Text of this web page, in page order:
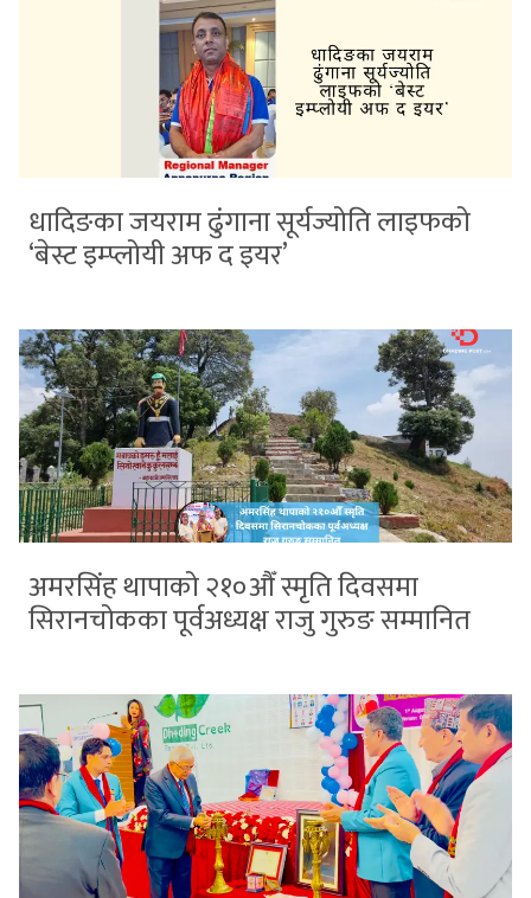
धादिङका जयराम ढुंगाना सूर्यज्योति लाइफको
‘बेस्ट इम्प्लोयी अफ द इयर’
अमरसिंह थापाको २१०औँ स्मृति दिवसमा
सिरानचोकका पूर्वअध्यक्ष राजु गुरुङ सम्मानित